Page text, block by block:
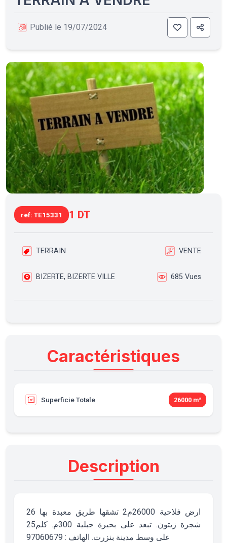
Publié le 19/07/2024
ref: TE15331 1 DT
TERRAIN VENTE
BIZERTE, BIZERTE VILLE 685 Vues
Caractéristiques
Superficie Totale 26000 m²
Description
ارض فلاحية 26000م2 تشقها طريق معبدة بها 26
شجرة زيتون. تبعد على بحيرة جبلية 300م. كلم25
على وسط مدينة بنزرت. الهاتف : 97060679